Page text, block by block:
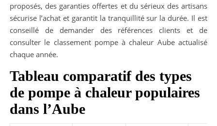
proposés, des garanties offertes et du sérieux des artisans
sécurise l’achat et garantit la tranquillité sur la durée. Il est
conseillé de demander des références clients et de
consulter le classement pompe à chaleur Aube actualisé
chaque année.
Tableau comparatif des types
de pompe à chaleur populaires
dans l’Aube